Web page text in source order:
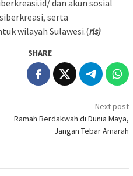
dan akun sosial
serta
wilayah Sulawesi.(rls)
SHARE
Next post
Ramah Berdakwah di Dunia Maya,
Jangan Tebar Amarah